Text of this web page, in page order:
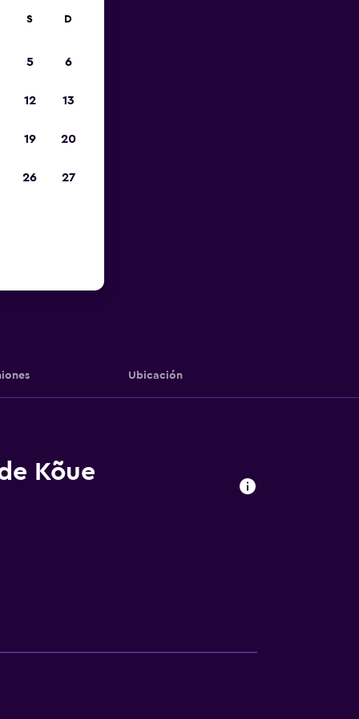
Ubicación
Kõue
S D
5 6
12 13
19 20
26 27